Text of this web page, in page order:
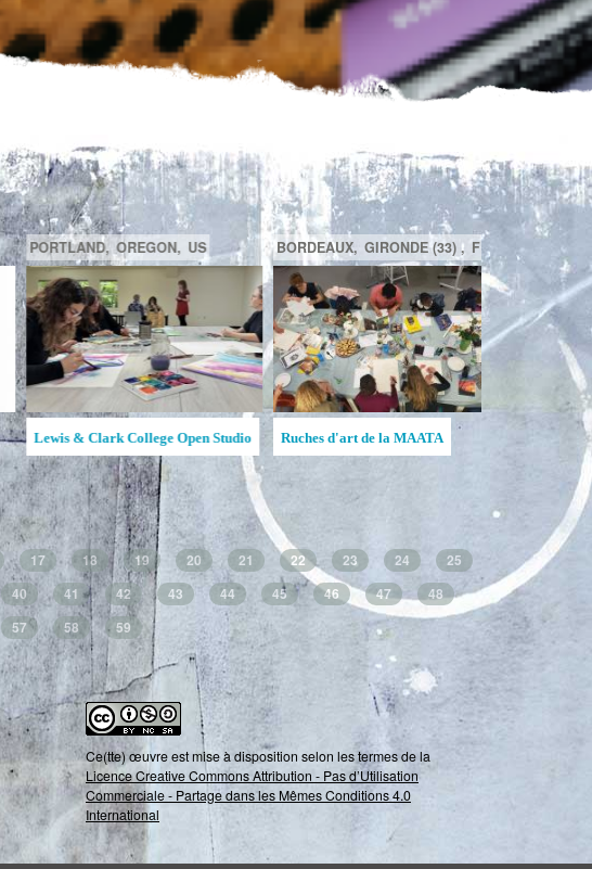
SAGUENAY, CA
Ruches d'Art Saguenay-Lac-Saint-
Jean
BEACONSFIELD, QUÉBEC, CA
Creative Hive / Ruche créative
TOULON,
Ruche d'art
17 18 19 20 21 22 23 24
25
40 41 42 43 44 45 46 47
48
57 58
59
Ce(tte) œuvre est mise à disposition selon les termes de la
Licence Creative Commons Attribution - Pas d’Utilisation
Commerciale - Partage dans les Mêmes Conditions 4.0
International